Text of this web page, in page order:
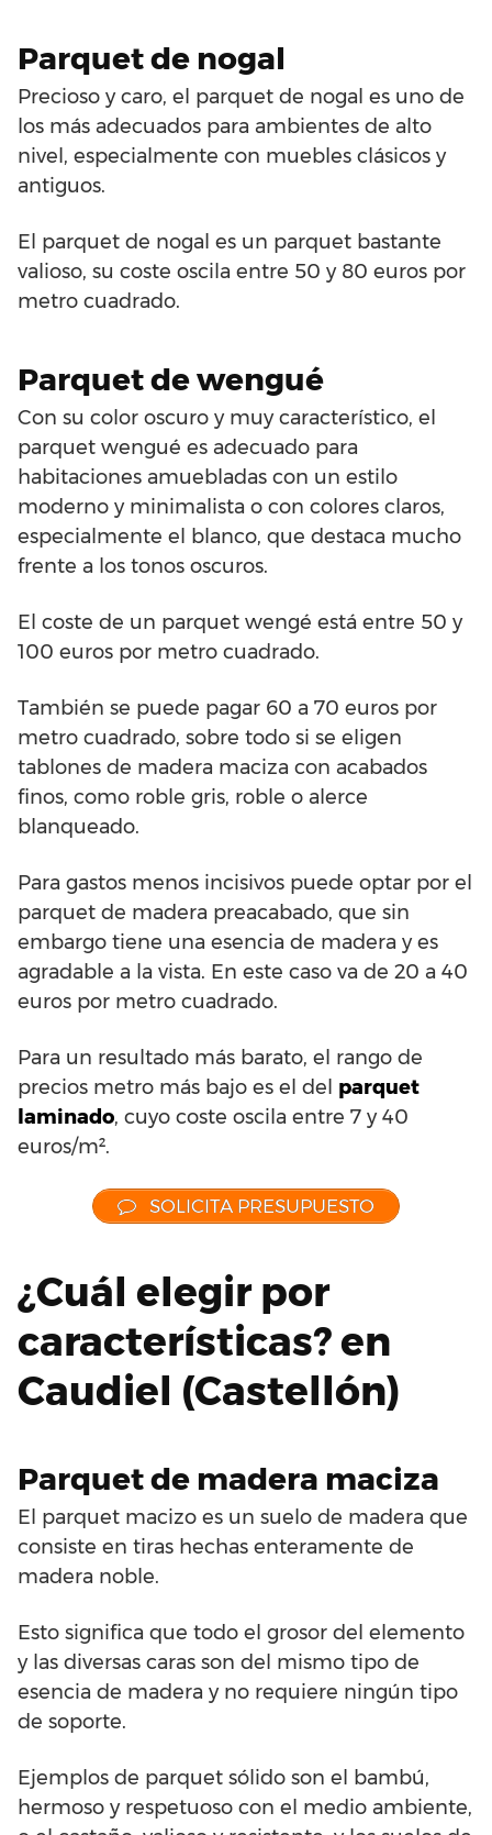
Parquet de nogal
Precioso y caro, el parquet de nogal es uno de
los más adecuados para ambientes de alto
nivel, especialmente con muebles clásicos y
antiguos.
El parquet de nogal es un parquet bastante
valioso, su coste oscila entre 50 y 80 euros por
metro cuadrado.
Parquet de wengué
Con su color oscuro y muy característico, el
parquet wengué es adecuado para
habitaciones amuebladas con un estilo
moderno y minimalista o con colores claros,
especialmente el blanco, que destaca mucho
frente a los tonos oscuros.
El coste de un parquet wengé está entre 50 y
100 euros por metro cuadrado.
También se puede pagar 60 a 70 euros por
metro cuadrado, sobre todo si se eligen
tablones de madera maciza con acabados
finos, como roble gris, roble o alerce
blanqueado.
Para gastos menos incisivos puede optar por el
parquet de madera preacabado, que sin
embargo tiene una esencia de madera y es
agradable a la vista. En este caso va de 20 a 40
euros por metro cuadrado.
Para un resultado más barato, el rango de
precios metro más bajo es el del parquet
laminado, cuyo coste oscila entre 7 y 40
euros/m².
SOLICITA PRESUPUESTO
¿Cuál elegir por
características? en
Caudiel (Castellón)
Parquet de madera maciza
El parquet macizo es un suelo de madera que
consiste en tiras hechas enteramente de
madera noble.
Esto significa que todo el grosor del elemento
y las diversas caras son del mismo tipo de
esencia de madera y no requiere ningún tipo
de soporte.
Ejemplos de parquet sólido son el bambú,
hermoso y respetuoso con el medio ambiente,